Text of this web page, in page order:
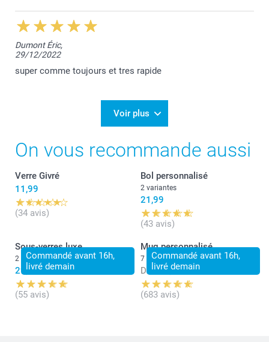
Dumont Éric,
29/12/2022
super comme toujours et tres rapide
Voir plus
On vous recommande aussi
Verre Givré
11,99
(34 avis)
Bol personnalisé
2 variantes
21,99
(43 avis)
Commandé avant 16h,
livré demain
Sous-verres luxe
2 variantes
29,99
(55 avis)
Commandé avant 16h,
livré demain
Mug personnalisé
7 variantes
Dès 11,99
(683 avis)